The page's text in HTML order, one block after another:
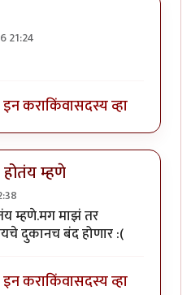
21:24
कराकिंवासदस्य व्हा
म्हणे
म्हणे.मग माझं तर
दुकानच बंद होणार :(
कराकिंवासदस्य व्हा